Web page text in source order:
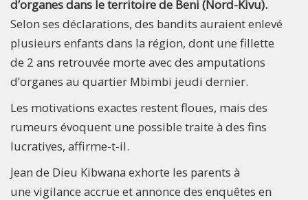
d’organes dans le territoire de Beni (Nord-Kivu).
Selon ses déclarations, des bandits auraient enlevé
plusieurs enfants dans la région, dont une fillette
de 2 ans retrouvée morte avec des amputations
d’organes au quartier Mbimbi jeudi dernier.
Les motivations exactes restent floues, mais des
rumeurs évoquent une possible traite à des fins
lucratives, affirme-t-il.
Jean de Dieu Kibwana exhorte les parents à
une vigilance accrue et annonce des enquêtes en